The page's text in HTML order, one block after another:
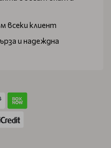
всеки клиент
и надеждна